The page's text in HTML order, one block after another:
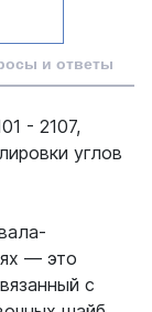
и ответы
- 2107,
углов
— это
с